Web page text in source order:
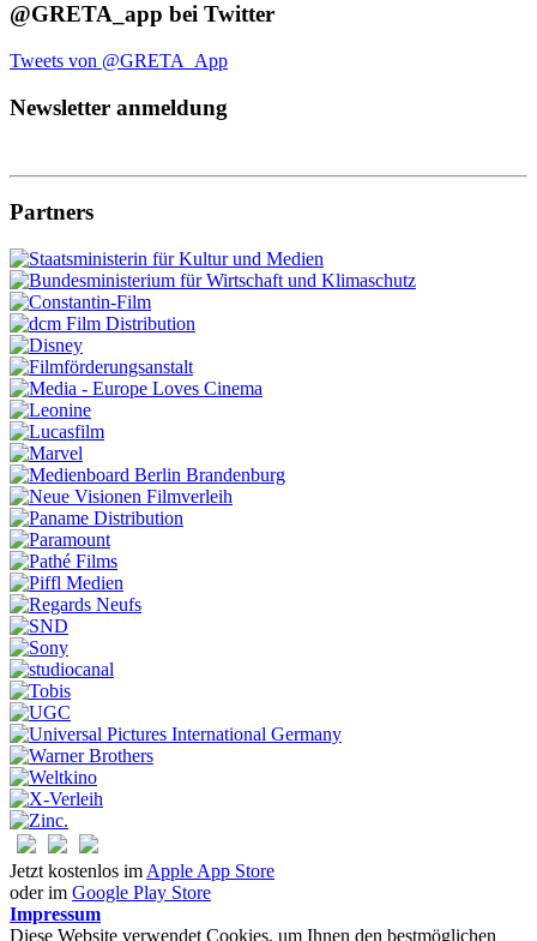
@GRETA_app bei Twitter
Tweets von @GRETA_App
Newsletter anmeldung
Partners
Jetzt kostenlos im Apple App Store
oder im Google Play Store
Impressum
Diese Website verwendet Cookies, um Ihnen den bestmöglichen